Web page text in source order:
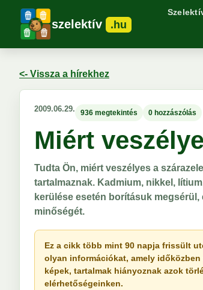
szelektív .hu
<- Vissza a hírekhez
2009.06.29. 936 megtekintés 0 hozzászólás
Miért
Tudta Ön, miért veszélyes a
tartalmaznak. Kadmium, nikkel,
kerülése esetén borításuk
minőségét.
Ez a cikk több mint 90 napja frissült
olyan információkat, amely
képek, tartalmak hiányoznak azok
elérhetőségeinken.